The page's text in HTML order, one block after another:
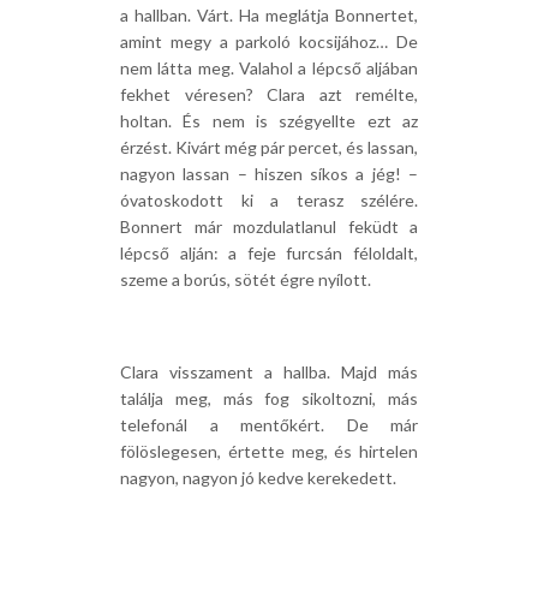
a hallban. Várt. Ha meglátja Bonnertet,
amint megy a parkoló kocsijához… De
nem látta meg. Valahol a lépcső aljában
fekhet véresen? Clara azt remélte,
holtan. És nem is szégyellte ezt az
érzést. Kivárt még pár percet, és lassan,
nagyon lassan – hiszen síkos a jég! –
óvatoskodott ki a terasz szélére.
Bonnert már mozdulatlanul feküdt a
lépcső alján: a feje furcsán féloldalt,
szeme a borús, sötét égre nyílott.
Clara visszament a hallba. Majd más
találja meg, más fog sikoltozni, más
telefonál a mentőkért. De már
fölöslegesen, értette meg, és hirtelen
nagyon, nagyon jó kedve kerekedett.